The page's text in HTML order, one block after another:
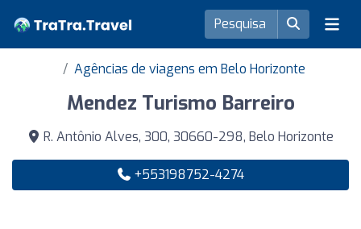
Agências de viagens em Belo Horizonte
Mendez Turismo Barreiro
R. Antônio Alves, 300, 30660-298, Belo Horizonte
+553198752-4274